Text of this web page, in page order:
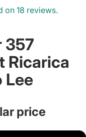
on 18 reviews.
357
Ricarica
Lee
price